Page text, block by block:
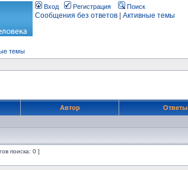
Вход Регистрация Поиск
Сообщения без ответов Активные темы
темы
Автор Ответы
поиска: 0 ]